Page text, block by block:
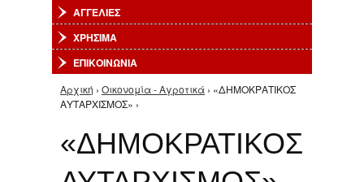
ΑΓΓΕΛΙΕΣ
ΧΡΗΣΙΜΑ
ΕΠΙΚΟΙΝΩΝΙΑ
Είστε εδώ
Αρχική › Οικονομία - Αγροτικά › «ΔΗΜΟΚΡΑΤΙΚΟΣ
ΑΥΤΑΡΧΙΣΜΟΣ» ›
«ΔΗΜΟΚΡΑΤΙΚΟΣ